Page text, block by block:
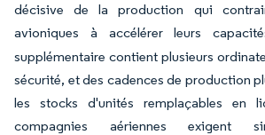
décisive de la production qui
avioniques à accélérer leurs
supplémentaire contient plusieurs
sécurité, et des cadences de production
les stocks d'unités remplaçables en
compagnies aériennes exigent